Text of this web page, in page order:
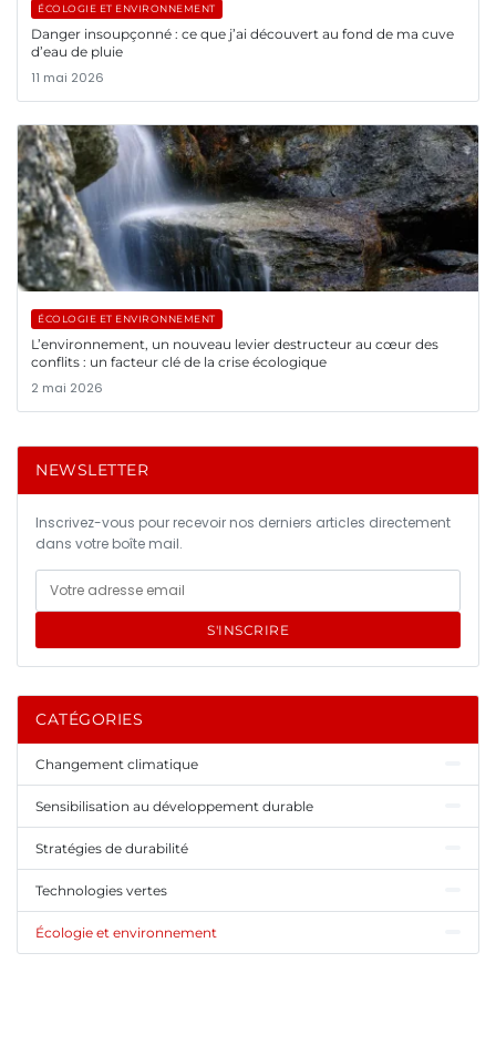
ÉCOLOGIE ET ENVIRONNEMENT
Danger insoupçonné : ce que j’ai découvert au fond de ma cuve
d’eau de pluie
11 mai 2026
ÉCOLOGIE ET ENVIRONNEMENT
L’environnement, un nouveau levier destructeur au cœur des
conflits : un facteur clé de la crise écologique
2 mai 2026
NEWSLETTER
Inscrivez-vous pour recevoir nos derniers articles directement
dans votre boîte mail.
S'INSCRIRE
CATÉGORIES
Changement climatique
Sensibilisation au développement durable
Stratégies de durabilité
Technologies vertes
Écologie et environnement